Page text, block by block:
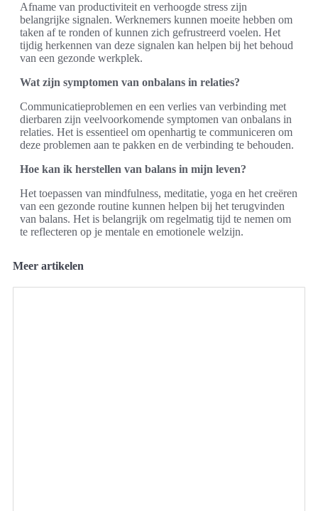
Afname van productiviteit en verhoogde stress zijn
belangrijke signalen. Werknemers kunnen moeite hebben om
taken af te ronden of kunnen zich gefrustreerd voelen. Het
tijdig herkennen van deze signalen kan helpen bij het behoud
van een gezonde werkplek.
Wat zijn symptomen van onbalans in relaties?
Communicatieproblemen en een verlies van verbinding met
dierbaren zijn veelvoorkomende symptomen van onbalans in
relaties. Het is essentieel om openhartig te communiceren om
deze problemen aan te pakken en de verbinding te behouden.
Hoe kan ik herstellen van balans in mijn leven?
Het toepassen van mindfulness, meditatie, yoga en het creëren
van een gezonde routine kunnen helpen bij het terugvinden
van balans. Het is belangrijk om regelmatig tijd te nemen om
te reflecteren op je mentale en emotionele welzijn.
Meer artikelen